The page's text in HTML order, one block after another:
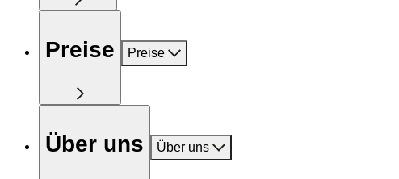
Preise Preise
Über uns Über uns